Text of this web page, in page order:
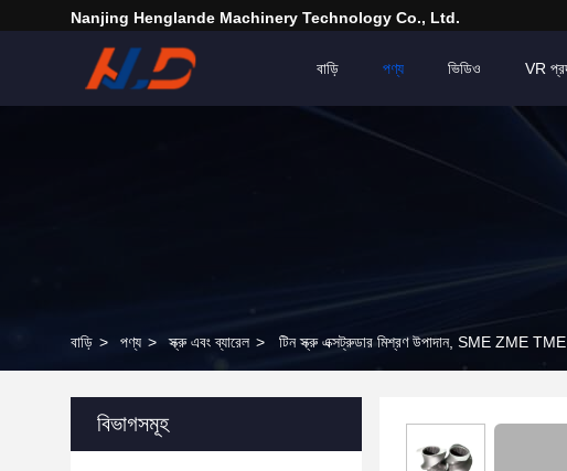
Nanjing Henglande Machinery Technology Co., Ltd.
বাড়ি পণ্য ভিডিও VR
বাড়ি > পণ্য > স্ক্রু এবং ব্যারেল > টিন স্ক্রু এক্সট্রুডার মিশ্রণ উপাদান, SME ZME
বিভাগসমূহ